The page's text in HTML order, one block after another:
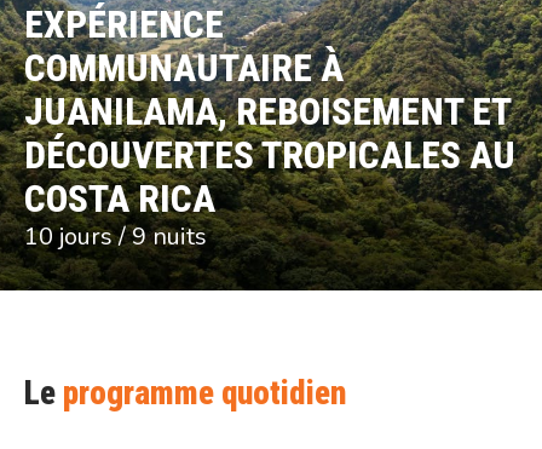
EXPÉRIENCE
COMMUNAUTAIRE À
JUANILAMA, REBOISEMENT ET
DÉCOUVERTES TROPICALES AU
COSTA RICA
10 jours / 9 nuits
Le programme quotidien